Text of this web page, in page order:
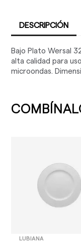
DESCRIPCIÓN
Bajo Plato Wersal
alta calidad para
microondas.
LUBIANA